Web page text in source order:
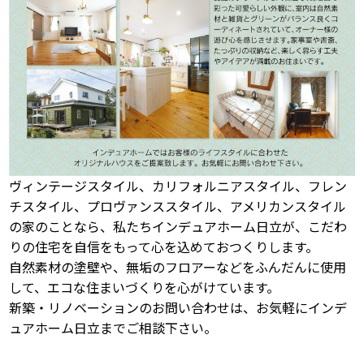
ヴィンテージスタイル、カリフォルニアスタイル、フレン
チスタイル、プロヴァンススタイル、アメリカンスタイル
の家のことなら、私たちインデュアホーム日立が、こだわ
りの住宅を自信をもって心を込めておつくりします。
自然素材の塗壁や、無垢のフロアーなどをふんだんに使用
して、エコな住まいづくりを心がけています。
新築・リノベーションのお問い合わせは、お気軽にインデ
ュアホーム日立までご相談下さい。